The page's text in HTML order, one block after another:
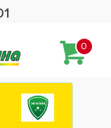
0
Сashback 2500 рублей
шины ATTAR